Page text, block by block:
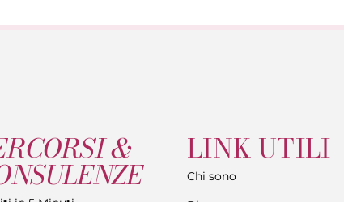
& LINK UTILI
Chi sono